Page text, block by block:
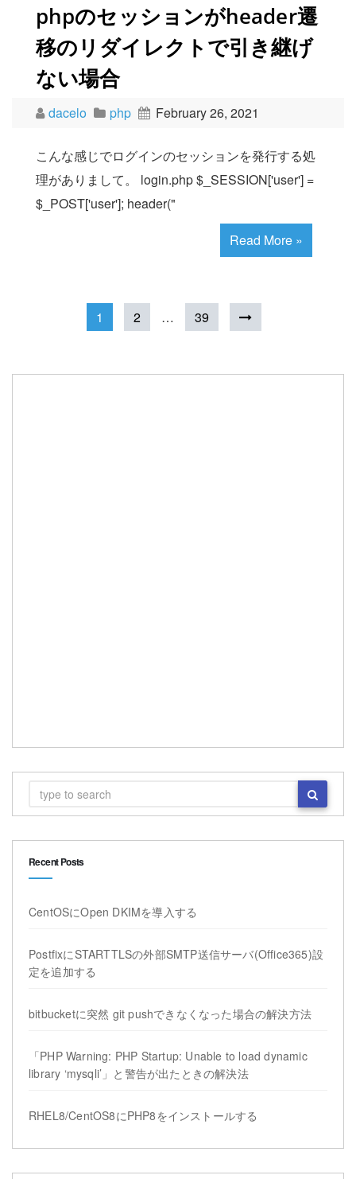
phpのセッションがheader遷
移のリダイレクトで引き継げ
ない場合
dacelo php February 26, 2021
こんな感じでログインのセッションを発行する処
理がありまして。 login.php $_SESSION['user'] =
$_POST['user']; header("
Read More »
1 2 … 39
Recent Posts
CentOSにOpen DKIMを導入する
PostfixにSTARTTLSの外部SMTP送信サーバ(Office365)設
定を追加する
bitbucketに突然 git pushできなくなった場合の解決方法
「PHP Warning: PHP Startup: Unable to load dynamic
library ‘mysqli’」と警告が出たときの解決法
RHEL8/CentOS8にPHP8をインストールする